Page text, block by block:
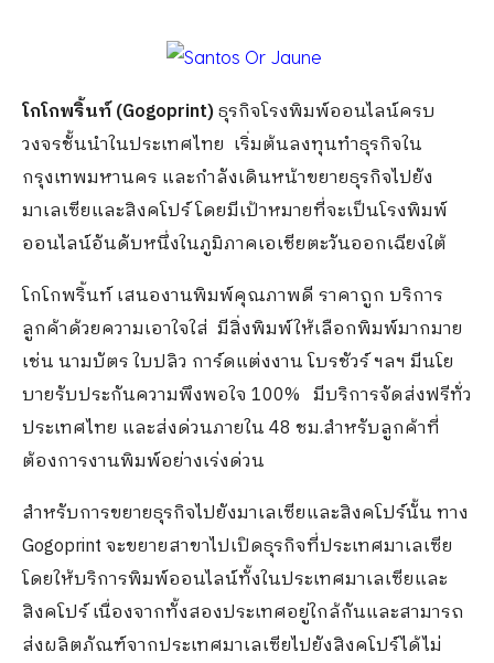
โกโกพริ้นท์ (Gogoprint)ธุรกิจโรงพิมพ์ออนไลน์ครบ
วงจรชั้นนำในประเทศไทย เริ่มต้นลงทุนทำธุรกิจใน
กรุงเทพมหานคร และกำลังเดินหน้าขยายธุรกิจไปยัง
มาเลเซียและสิงคโปร์ โดยมีเป้าหมายที่จะเป็นโรงพิมพ์
ออนไลน์อันดับหนึ่งในภูมิภาคเอเชียตะวันออกเฉียงใต้
โกโกพริ้นท์ เสนองานพิมพ์คุณภาพดี ราคาถูก บริการ
ลูกค้าด้วยความเอาใจใส่ มีสิ่งพิมพ์ให้เลือกพิมพ์มากมาย
เช่น นามบัตร ใบปลิว การ์ดแต่งงาน โบรชัวร์ ฯลฯ มีนโย
บายรับประกันความพึงพอใจ 100% มีบริการจัดส่งฟรีทั่ว
ประเทศไทย และส่งด่วนภายใน 48 ชม.สำหรับลูกค้าที่
ต้องการงานพิมพ์อย่างเร่งด่วน
สำหรับการขยายธุรกิจไปยังมาเลเซียและสิงคโปร์นั้น ทาง
Gogoprint จะขยายสาขาไปเปิดธุรกิจที่ประเทศมาเลเซีย
โดยให้บริการพิมพ์ออนไลน์ทั้งในประเทศมาเลเซียและ
สิงคโปร์ เนื่องจากทั้งสองประเทศอยู่ใกล้กันและสามารถ
ส่งผลิตภัณฑ์จากประเทศมาเลเซียไปยังสิงคโปร์ได้ไม่